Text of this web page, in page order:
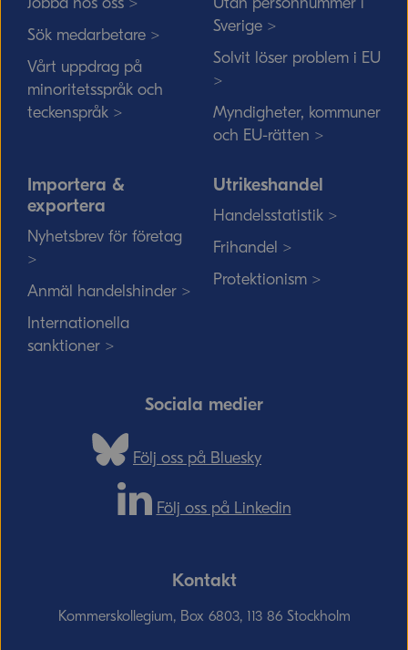
Sök medarbetare >
Vårt uppdrag på
minoritetsspråk och
teckenspråk >
Sverige >
Solvit löser problem i EU
>
Myndigheter, kommuner
och EU-rätten >
Importera &
exportera
Nyhetsbrev för företag
>
Anmäl handelshinder >
Internationella
sanktioner >
Utrikeshandel
Handelsstatistik >
Frihandel >
Protektionism >
Sociala medier
Följ oss på Bluesky
Följ oss på Linkedin
Kontakt
Kommerskollegium, Box 6803, 113 86 Stockholm